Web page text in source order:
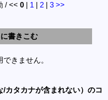
/ << 0 | 1 | 2 | 3 >>
書きこむ
きません。
/カタカナが含まれない）のコ